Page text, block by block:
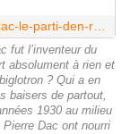
fut l’inventeur du
absolument à rien et
? Qui a en
baisers de partout,
1930 au milieu
Pierre Dac ont nourri